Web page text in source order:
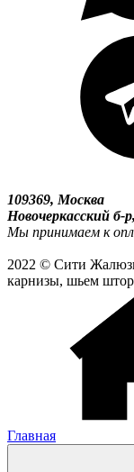
109369, Москва
Новочеркасский б-
Мы принимаем к
2022 © Сити
карнизы, шьем
Главная